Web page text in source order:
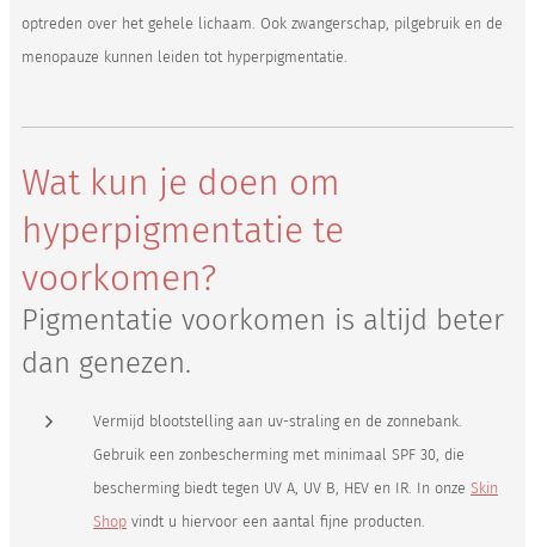
optreden over het gehele lichaam. Ook zwangerschap, pilgebruik en de
menopauze kunnen leiden tot hyperpigmentatie.
Wat kun je doen om
hyperpigmentatie te
voorkomen?
Pigmentatie voorkomen is altijd beter
dan genezen.
Vermijd blootstelling aan uv-straling en de zonnebank.
Gebruik een zonbescherming met minimaal SPF 30, die
bescherming biedt tegen UV A, UV B, HEV en IR. In onze Skin
Shop vindt u hiervoor een aantal fijne producten.